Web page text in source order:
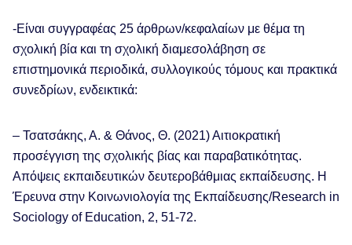
-Είναι συγγραφέας 25 άρθρων/κεφαλαίων με θέμα τη
σχολική βία και τη σχολική διαμεσολάβηση σε
επιστημονικά περιοδικά, συλλογικούς τόμους και πρακτικά
συνεδρίων, ενδεικτικά:
– Τσατσάκης, Α. & Θάνος, Θ. (2021) Αιτιοκρατική
προσέγγιση της σχολικής βίας και παραβατικότητας.
Απόψεις εκπαιδευτικών δευτεροβάθμιας εκπαίδευσης. Η
Έρευνα στην Κοινωνιολογία της Εκπαίδευσης/Research in
Sociology of Education, 2, 51-72.